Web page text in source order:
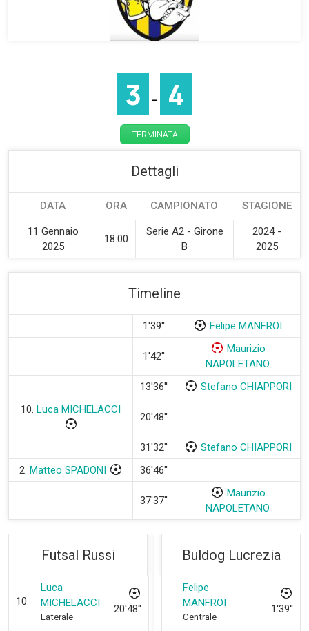
3 - 4
TERMINATA
Dettagli
DATA ORA CAMPIONATO STAGIONE
11 Gennaio
2025
18:00
Serie A2 - Girone
B
2024 -
2025
Timeline
1'39'' Felipe MANFROI
1'42''
Maurizio
NAPOLETANO
13'36''
Stefano CHIAPPORI
10. Luca MICHELACCI
20'48''
31'32''
Stefano CHIAPPORI
2. Matteo SPADONI 36'46''
37'37''
Maurizio
NAPOLETANO
Futsal Russi
10
Luca
MICHELACCI
Laterale
20'48''
Buldog Lucrezia
Felipe
MANFROI
Centrale
1'39''